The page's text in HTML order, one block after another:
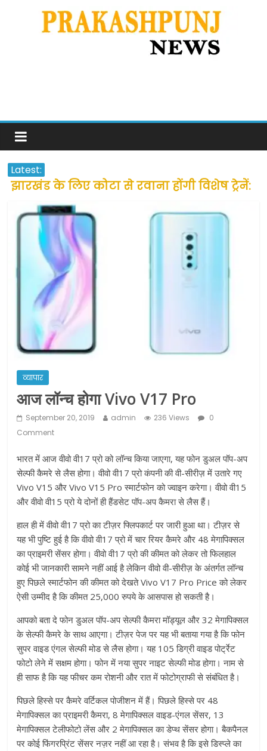
Latest:
झारखंड के लिए कोटा से रवाना होंगी विशेष ट्रेनें:
सीएम हेमंत सोरेन
उत्तराखंड के अन्य राज्यों में फंसे लोगों की जल्द
होगी घर वापसी
प्रवासियों व मजदूरों को दी गई छूट के बाद लोगो
ने कराया पंजीयन: राजस्थान सरकार
शराब और पान की दुकानों को ग्रीन जोन में
खोलने की मिली इजाजत: गृह मंत्रालय
दो हफ्ते के लिए बढ़ाया लॉकडाउन: गृह मंत्रालय
व्यापार
आज लॉन्च होगा Vivo V17 Pro
September 20, 2019 admin 236 Views
0
Comment
भारत में आज वीवो वी17 प्रो को लॉन्च किया जाएगा, यह फोन डुअल पॉप-अप
सेल्फी कैमरे से लैस होगा। वीवो वी17 प्रो कंपनी की वी-सीरीज़ में उतारे गए
Vivo V15 और Vivo V15 Pro स्मार्टफोन को ज्वाइन करेगा। वीवो वी15
और वीवो वी15 प्रो ये दोनों ही हैंडसेट पॉप-अप कैमरा से लैस हैं।
हाल ही में वीवो वी17 प्रो का टीज़र फ्लिपकार्ट पर जारी हुआ था। टीज़र से
यह भी पुष्टि हुई है कि वीवो वी17 प्रो में चार रियर कैमरे और 48 मेगापिक्सल
का प्राइमरी सेंसर होगा। वीवो वी17 प्रो की कीमत को लेकर तो फिलहाल
कोई भी जानकारी सामने नहीं आई है लेकिन वीवो वी-सीरीज़ के अंतर्गत लॉन्च
हुए पिछले स्मार्टफोन की कीमत को देखते Vivo V17 Pro Price को लेकर
ऐसी उम्मीद है कि कीमत 25,000 रुपये के आसपास हो सकती है।
आपको बता दे फोन डुअल पॉप-अप सेल्फी कैमरा मॉड्यूल और 32 मेगापिक्सल
के सेल्फी कैमरे के साथ आएगा। टीज़र पेज पर यह भी बताया गया है कि फोन
सुपर वाइड एंगल सेल्फी मोड से लैस होगा। यह 105 डिग्री वाइड पोर्ट्रेट
फोटो लेने में सक्षम होगा। फोन में नया सुपर नाइट सेल्फी मोड होगा। नाम से
ही साफ है कि यह फीचर कम रोशनी और रात में फोटोग्राफी से संबंधित है।
पिछले हिस्से पर कैमरे वर्टिकल पोजीशन में हैं। पिछले हिस्से पर 48
मेगापिक्सल का प्राइमरी कैमरा, 8 मेगापिक्सल वाइड-एंगल सेंसर, 13
मेगापिक्सल टेलीफोटो लेंस और 2 मेगापिक्सल का डेप्थ सेंसर होगा। बैकपैनल
पर कोई फिंगरप्रिंट सेंसर नज़र नहीं आ रहा है। संभव है कि इसे डिस्प्ले का